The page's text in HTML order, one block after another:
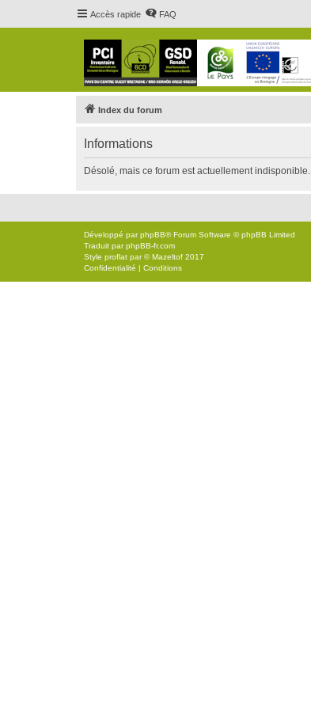
Accès rapide FAQ
Index du forum
Informations
Désolé, mais ce forum est actuellement indisponible.
Développé parphpBB® Forum Software © phpBB Limited
Traduit parphpBB-fr.com
Style proflat par ©Mazeltof 2017
Confidentialité | Conditions